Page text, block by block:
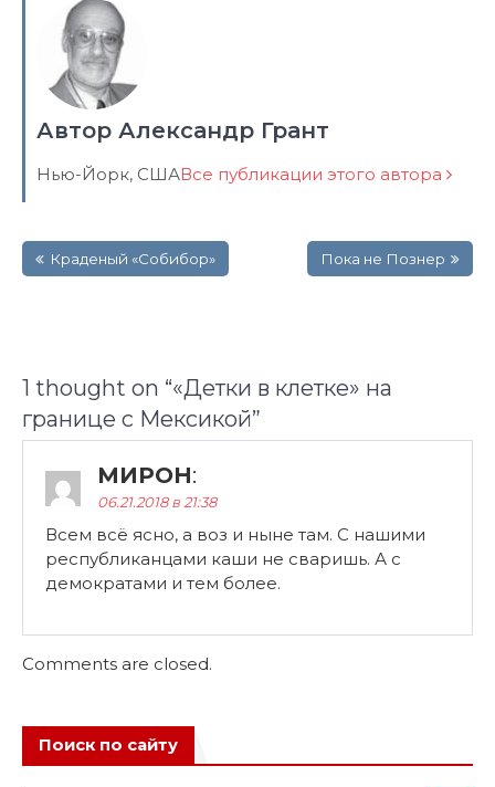
Автор Александр Грант
Нью-Йорк, СШАВсе публикации этого автора
по Краденый «Собибор» Пока не Познер
1 thought on “«Детки в клетке» на
границе с Мексикой”
МИРОН:
06.21.2018 в 21:38
Всем всё ясно, а воз и ныне там. С нашими
республиканцами каши не сваришь. А с
демократами и тем более.
Comments are closed.
Поиск по сайту